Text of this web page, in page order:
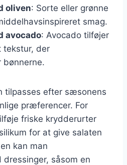
oliven: Sorte eller grønne
smag.
avocado: Avocado tilføjer
tekstur, der
bønnerne.
tilpasses efter sæsonens
præferencer. For
friske krydderurter
for at give salaten
kan man
såsom en